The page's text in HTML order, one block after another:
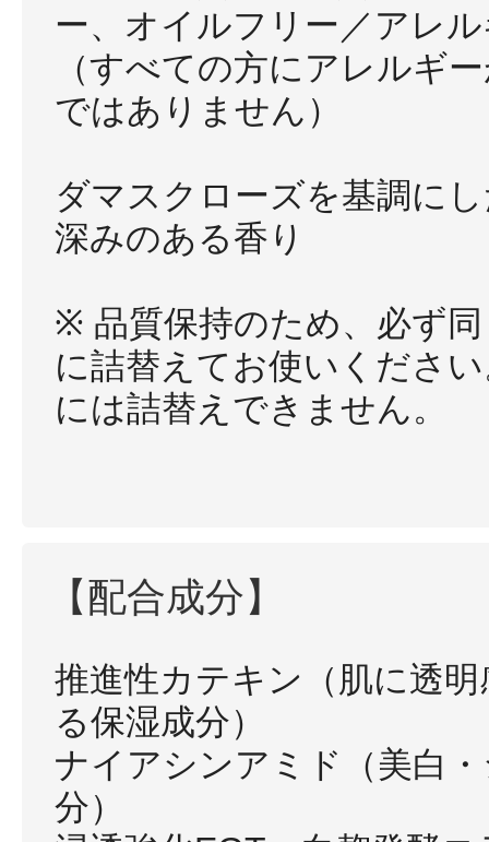
ー、オイルフリー／アレ
（すべての方にアレルギ
ではありません）
ダマスクローズを基調に
深みのある香り
※ 品質保持のため、必ず
に詰替えてお使いくださ
には詰替えできません。
【配合成分】
推進性カテキン（肌に透
る保湿成分）
ナイアシンアミド（美白
分）